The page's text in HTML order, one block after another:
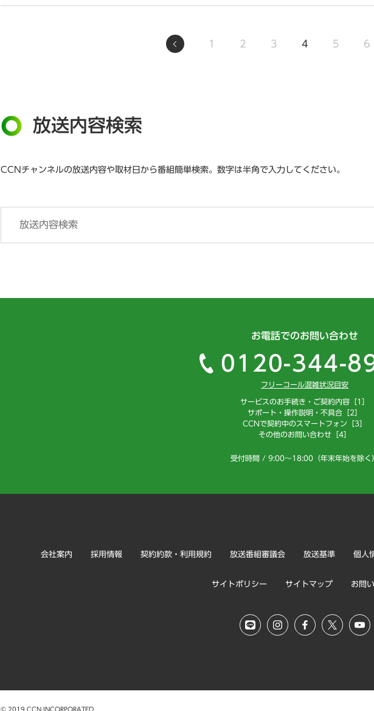
1 2 3 4 5 6
放送内容検索
CCNチャンネルの放送内容や取材日から番組簡単検索。数字は半角で入力してください。
お電話でのお問い合わせ
0120-344-
フリーコール混雑状況目安
サービスのお手続き・ご契約内容［1］
サポート・操作説明・不具合［2］
CCNで契約中のスマートフォン［3］
その他のお問い合わせ［4］
受付時間 / 9:00～18:00（年末年始を除く
会社案内 採用情報 契約約款・利用規約 放送番組審議会 放送基準 個人
サイトポリシー サイトマップ お問
© 2019 CCN INCORPORATED